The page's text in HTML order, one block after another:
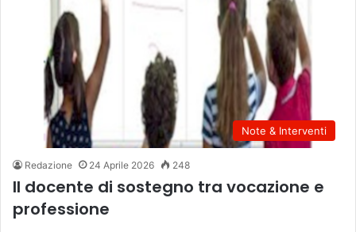
Note & Interventi
Redazione 24 Aprile 2026 248
Il docente di sostegno tra vocazione e
professione